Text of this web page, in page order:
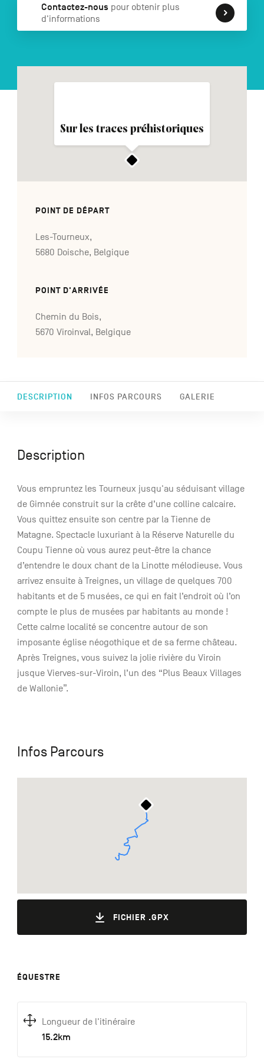
Contactez-nous pour obtenir plus
d'informations
DESCRIPTION INFOS PARCOURS GALERIE
Sur les traces préhistoriques
POINT DE DÉPART
Les-Tourneux,
5680 Doische, Belgique
POINT D'ARRIVÉE
Chemin du Bois,
5670 Viroinval, Belgique
Description
Vous empruntez les Tourneux jusqu'au séduisant village
de Gimnée construit sur la crête d’une colline calcaire.
Vous quittez ensuite son centre par la Tienne de
Matagne. Spectacle luxuriant à la Réserve Naturelle du
Coupu Tienne où vous aurez peut-être la chance
d’entendre le doux chant de la Linotte mélodieuse. Vous
arrivez ensuite à Treignes, un village de quelques 700
habitants et de 5 musées, ce qui en fait l’endroit où l’on
compte le plus de musées par habitants au monde !
Cette calme localité se concentre autour de son
imposante église néogothique et de sa ferme château.
Après Treignes, vous suivez la jolie rivière du Viroin
jusque Vierves-sur-Viroin, l’un des “Plus Beaux Villages
de Wallonie”.
Infos Parcours
FICHIER .GPX
ÉQUESTRE
Longueur de l'itinéraire
15.2km